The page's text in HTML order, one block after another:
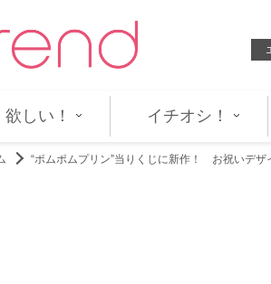
マリン、日々の活動を頑張る“後輩”のすごさを絶…
欲しい！ イチオシ！
“ポムポムプリン”当りくじに新作！ お祝いデ